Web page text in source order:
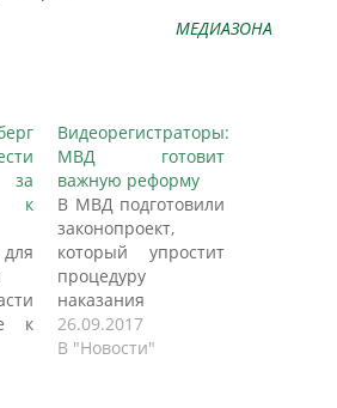
МЕДИАЗОНА
к
к
Видеорегистраторы:
МВД готовит
важную реформу
В МВД подготовили
законопроект,
который упростит
процедуру
наказания
нарушителей, если
само нарушение
26.09.2017
В "Новости"